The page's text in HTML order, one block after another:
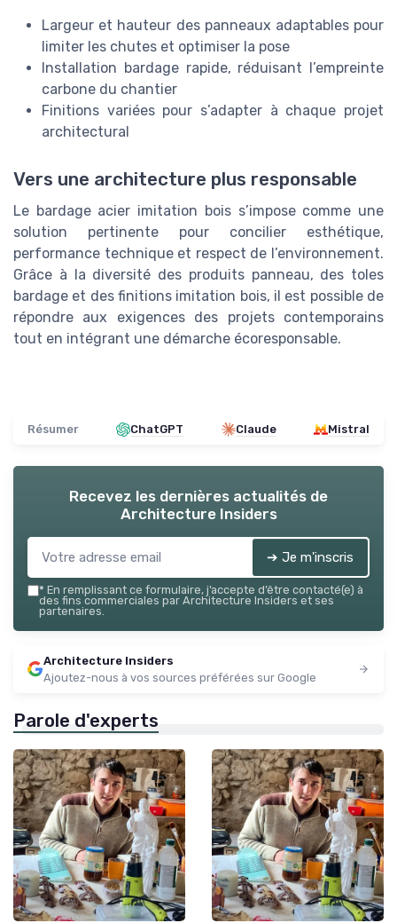
Largeur et hauteur des panneaux adaptables pour
limiter les chutes et optimiser la pose
Installation bardage rapide, réduisant l’empreinte
carbone du chantier
Finitions variées pour s’adapter à chaque projet
architectural
Vers une architecture plus responsable
Le bardage acier imitation bois s’impose comme une
solution pertinente pour concilier esthétique,
performance technique et respect de l’environnement.
Grâce à la diversité des produits panneau, des toles
bardage et des finitions imitation bois, il est possible de
répondre aux exigences des projets contemporains
tout en intégrant une démarche écoresponsable.
Résumer ChatGPT Claude Mistral
Recevez les dernières actualités de
Architecture Insiders
➔ Je m'inscris
* En remplissant ce formulaire, j’accepte d’être contacté(e) à
des fins commerciales par Architecture Insiders et ses
partenaires.
Architecture Insiders
Ajoutez-nous à vos sources préférées sur Google
Parole d'experts